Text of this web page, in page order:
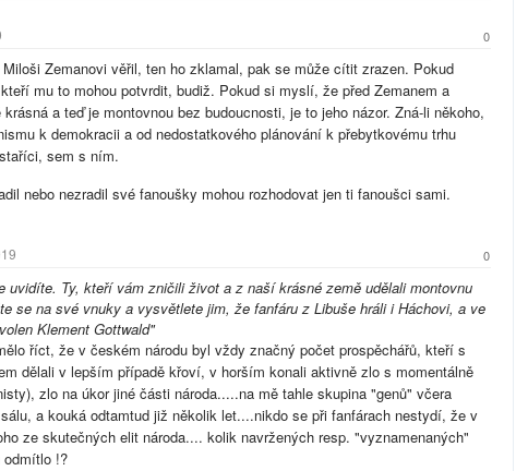
0
Zemanovi věřil, ten ho zklamal, pak se může cítit zrazen. Pokud
mu to mohou potvrdit, budiž. Pokud si myslí, že před Zemanem a
a teď je montovnou bez budoucnosti, je to jeho názor. Zná-li někoho,
k demokracii a od nedostatkového plánování k přebytkovému trhu
sem s ním.
nebo nezradil své fanoušky mohou rozhodovat jen ti fanoušci sami.
0
uvidíte. Ty, kteří vám zničili život a z naší krásné země udělali montovnu
se na své vnuky a vysvětlete jim, že fanfáru z Libuše hráli i Háchovi, a ve
Klement Gottwald"
říct, že v českém národu byl vždy značný počet prospěchářů, kteří s
dělali v lepším případě křoví, v horším konali aktivně zlo s momentálně
zlo na úkor jiné části národa.....na mě tahle skupina "genů" včera
a kouká odtamtud již několik let....nikdo se při fanfárach nestydí, že v
ze skutečných elit národa.... kolik navržených resp. "vyznamenaných"
odmítlo !?